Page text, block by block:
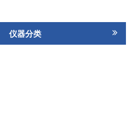
仪器分类